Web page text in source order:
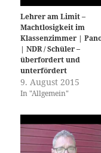
Lehrer am Limit –
Machtlosigkeit im
Klassenzimmer |
| NDR / Schüler –
überfordert und
unterfördert
9. August 2015
In "Allgemein"